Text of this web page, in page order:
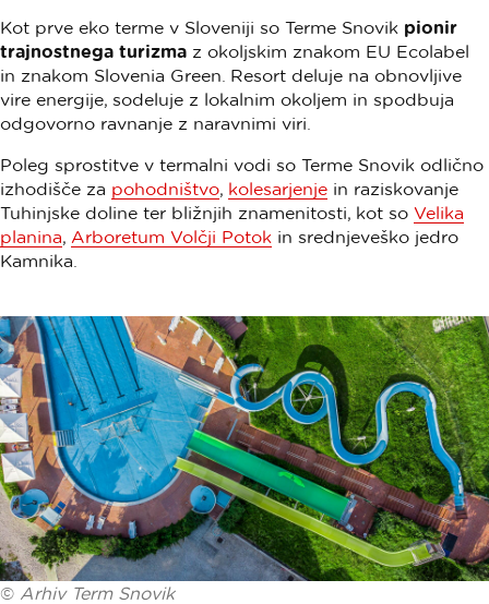
Kot prve eko terme v Sloveniji so Terme Snovik pionir
trajnostnega turizma z okoljskim znakom EU Ecolabel
in znakom Slovenia Green. Resort deluje na obnovljive
vire energije, sodeluje z lokalnim okoljem in spodbuja
odgovorno ravnanje z naravnimi viri.
Poleg sprostitve v termalni vodi so Terme Snovik odlično
izhodišče za pohodništvo, kolesarjenje in raziskovanje
Tuhinjske doline ter bližnjih znamenitosti, kot so Velika
planina, Arboretum Volčji Potok in srednjeveško jedro
Kamnika.
© Arhiv Term Snovik